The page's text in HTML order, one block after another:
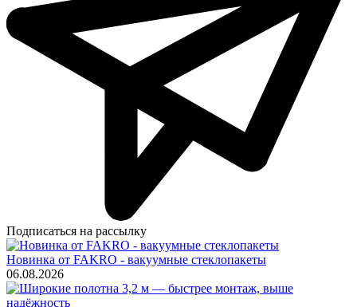
Подписаться на рассылку
Новинка от FAKRO - вакуумные стеклопакеты
06.08.2026